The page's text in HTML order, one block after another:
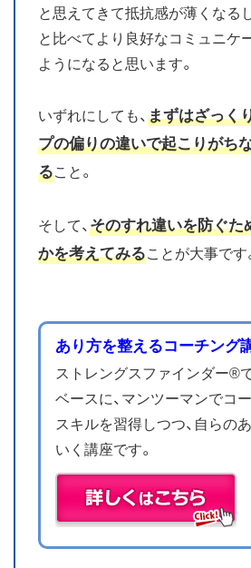
と思えてきて抵抗感が薄くなる
と比べてより良好なコミュニケ
ようになると思います。
いずれにしても、まずはざっく
プの偏りの違いで起こりがち
ること。
そして、そのすれ違いを防ぐた
かを考えてみることが大事です
あり方を整えるコーチング
ストレングスファインダー®
ベースに、マンツーマンでコ
スキルを習得しつつ、自らの
いく講座です。